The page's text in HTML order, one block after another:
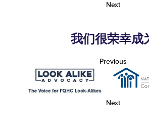
Next
我们很荣幸成
Previous
Next